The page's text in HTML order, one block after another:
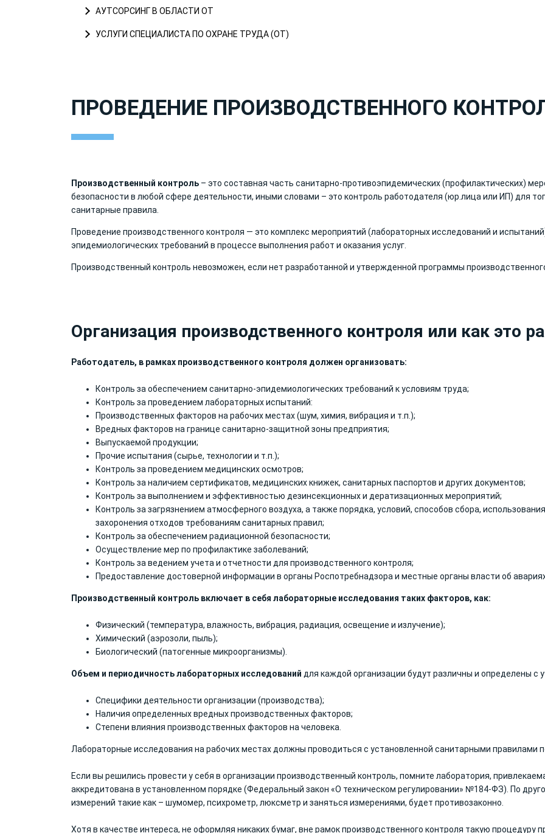
АУТСОРСИНГ В ОБЛАСТИ ОТ
УСЛУГИ СПЕЦИАЛИСТА ПО ОХРАНЕ ТРУДА (ОТ)
ПРОВЕДЕНИЕ ПРОИЗВОДСТВЕННОГО
Производственный контроль – это составная часть санитарно-противоэпидемических (профилактических)
безопасности в любой сфере деятельности, иными словами – это контроль работодателя (юр.лица или ИП) для
санитарные правила.
Проведение производственного контроля — это комплекс мероприятий (лабораторных исследований и
эпидемиологических требований в процессе выполнения работ и оказания услуг.
Производственный контроль невозможен, если нет разработанной и утвержденной программы
Организация производственного контроля или как это
Работодатель, в рамках производственного контроля должен организовать:
Контроль за обеспечением санитарно-эпидемиологических требований к условиям труда;
Контроль за проведением лабораторных испытаний:
Производственных факторов на рабочих местах (шум, химия, вибрация и т.п.);
Вредных факторов на границе санитарно-защитной зоны предприятия;
Выпускаемой продукции;
Прочие испытания (сырье, технологии и т.п.);
Контроль за проведением медицинских осмотров;
Контроль за наличием сертификатов, медицинских книжек, санитарных паспортов и других документов;
Контроль за выполнением и эффективностью дезинсекционных и дератизационных мероприятий;
Контроль за загрязнением атмосферного воздуха, а также порядка, условий, способов сбора,
захоронения отходов требованиям санитарных правил;
Контроль за обеспечением радиационной безопасности;
Осуществление мер по профилактике заболеваний;
Контроль за ведением учета и отчетности для производственного контроля;
Предоставление достоверной информации в органы Роспотребнадзора и местные органы власти об
Производственный контроль включает в себя лабораторные исследования таких факторов, как:
Физический (температура, влажность, вибрация, радиация, освещение и излучение);
Химический (аэрозоли, пыль);
Биологический (патогенные микроорганизмы).
Объем и периодичность лабораторных исследований для каждой организации будут различны и определены с
Специфики деятельности организации (производства);
Наличия определенных вредных производственных факторов;
Степени влияния производственных факторов на человека.
Лабораторные исследования на рабочих местах должны проводиться с установленной санитарными правилами
Если вы решились провести у себя в организации производственный контроль, помните лаборатория,
аккредитована в установленном порядке (Федеральный закон «О техническом регулировании» №184-ФЗ). По
измерений такие как – шумомер, психрометр, люксметр и заняться измерениями, будет противозаконно.
Хотя в качестве интереса, не оформляя никаких бумаг, вне рамок производственного контроля такую процедуру